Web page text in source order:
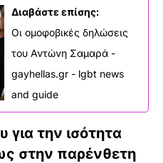
Διαβάστε επίσης:
Οι ομοφοβικές δηλώσεις
του Αντώνη Σαμαρά -
gayhellas.gr - lgbt news
and guide
για την ισότητα
στην παρένθετη